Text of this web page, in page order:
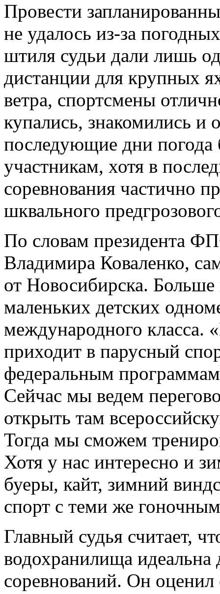
Провести
не удалось из-за
штиля судьи дали лишь
дистанции для крупных
ветра, спортсмены
купались, знакомились и
последующие дни погода
участникам, хотя в
соревнования частично
шквального
По словам президента
Владимира Коваленко,
от Новосибирска. Больше
маленьких детских
международного класса.
приходит в парусный
федеральным
Сейчас мы ведем
открыть там
Тогда мы сможем
Хотя у нас интересно и
буеры, кайт, зимний
спорт с теми же
Главный судья считает,
водохранилища идеальна
соревнований. Он